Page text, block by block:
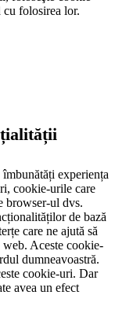
folosirea lor.
experiența
cookie-urile care
browser-ul dvs.
de bază
care ne ajută să
web. Aceste cookie-
dumneavoastră.
cookie-uri. Dar
avea un efect